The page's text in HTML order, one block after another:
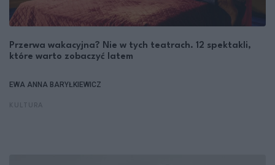
Przerwa wakacyjna? Nie w tych teatrach. 12 spektakli,
które warto zobaczyć latem
EWA ANNA BARYŁKIEWICZ